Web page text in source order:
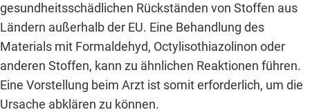
gesundheitsschädlichen Rückständen von Stoffen aus
Ländern außerhalb der EU. Eine Behandlung des
Materials mit Formaldehyd, Octylisothiazolinon oder
anderen Stoffen, kann zu ähnlichen Reaktionen führen.
Eine Vorstellung beim Arzt ist somit erforderlich, um die
Ursache abklären zu können.